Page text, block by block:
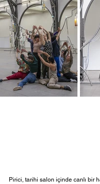
Pirici, tarihi salon içinde canlı bir